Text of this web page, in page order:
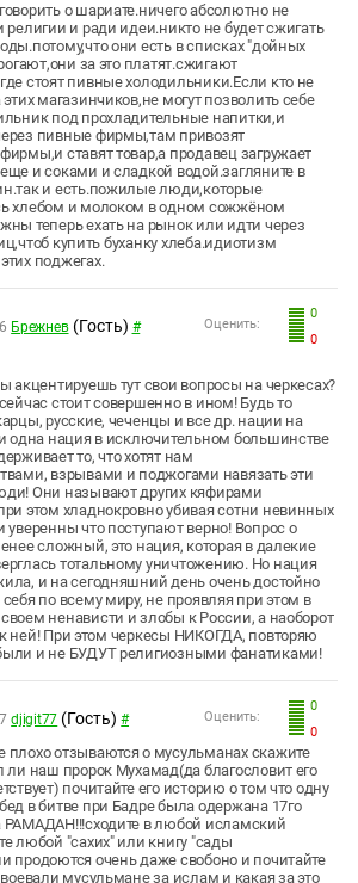
о шариате.ничего абсолютно не
религии и ради идеи.никто не будет сжигать
они есть в списках "дойных
за это платят.сжигают
стоят пивные холодильники.Если кто не
этих магазинчиков,не могут позволить себе
под прохладительные напитки,и
пивные фирмы,там привозят
ставят товар,а продавец загружает
и соками и сладкой водой.загляните в
и есть.пожилые люди,которые
хлебом и молоком в одном сожжёном
теперь ехать на рынок или идти через
купить буханку хлеба.идиотизм
поджегах.
0
0
Оценить:
Брежнев (Гость) #
акцентируешь тут свои вопросы на черкесах?
стоит совершенно в ином! Будь то
русские, чеченцы и все др. нации на
одна нация в исключительном большинстве
то, что хотят нам
взрывами и поджогами навязать эти
Они называют других кяфирами
этом хладнокровно убивая сотни невинных
уверенны что поступают верно! Вопрос о
сложный, это нация, которая в далекие
тотальному уничтожению. Но нация
и на сегодняшний день очень достойно
себя по всему миру, не проявляя при этом в
ненависти и злобы к России, а наоборот
ней! При этом черкесы НИКОГДА, повторяю
и не БУДУТ религиозными фанатиками!
0
0
Оценить:
djigit77 (Гость) #
отзываются о мусульманах скажите
ли наш пророк Мухамад(да благословит его
почитайте его историю о том что одну
в битве при Бадре была одержана 17го
РАМАДАН!!!сходите в любой исламский
любой "сахих" или книгу "сады
продоются очень даже свобоно и почитайте
мусульмане за ислам и какая за это